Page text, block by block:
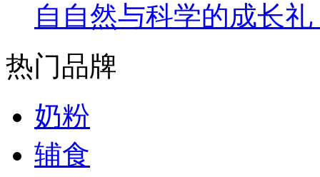
自自然与科学的成长礼
热门品牌
奶粉
辅食